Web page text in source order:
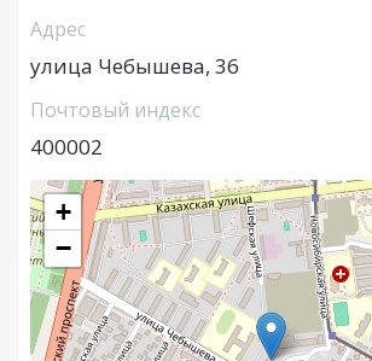
Адрес
улица Чебышева, 36
Почтовый индекс
400002
+
−